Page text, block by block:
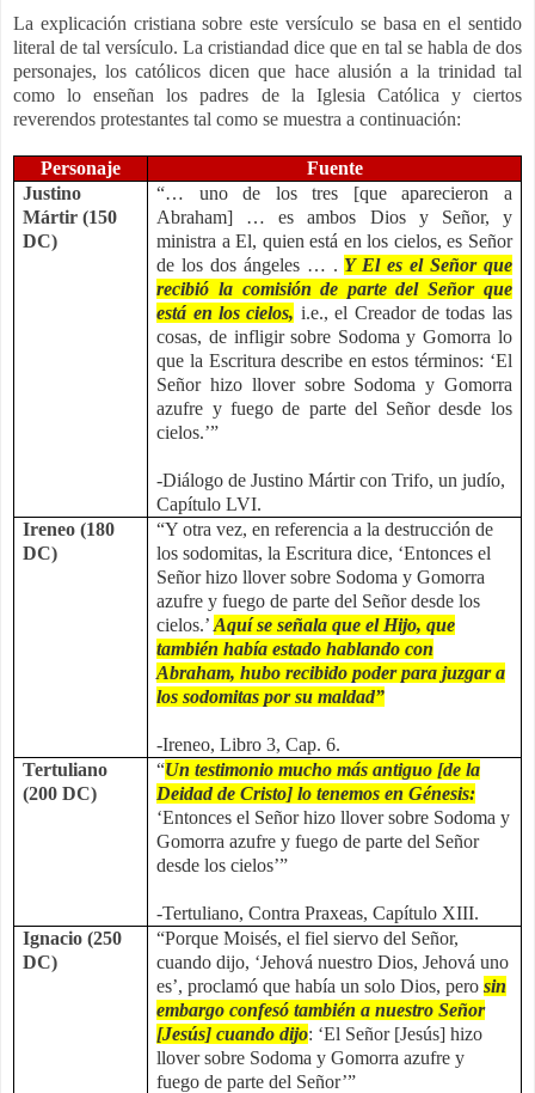
La explicación cristiana sobre este versículo se basa en el sentido
literal de tal versículo. La cristiandad dice que en tal se habla de dos
personajes, los católicos dicen que hace alusión a la trinidad tal
como lo enseñan los padres de la Iglesia Católica y ciertos
reverendos protestantes tal como se muestra a continuación:
Personaje
Fuente
Justino
Mártir (150
DC)
“… uno de los tres [que aparecieron a
Abraham] … es ambos Dios y Señor, y
ministra a El, quien está en los cielos, es Señor
de los dos ángeles … . Y El es el Señor que
recibió la comisión de parte del Señor que
está en los cielos, i.e., el Creador de todas las
cosas, de infligir sobre Sodoma y Gomorra lo
que la Escritura describe en estos términos: ‘El
Señor hizo llover sobre Sodoma y Gomorra
azufre y fuego de parte del Señor desde los
cielos.’”
-Diálogo de Justino Mártir con Trifo, un judío,
Capítulo LVI.
Ireneo (180
DC)
“Y otra vez, en referencia a la destrucción de
los sodomitas, la Escritura dice, ‘Entonces el
Señor hizo llover sobre Sodoma y Gomorra
azufre y fuego de parte del Señor desde los
cielos.’Aquí se señala que el Hijo, que
también había estado hablando con
Abraham, hubo recibido poder para juzgar a
los sodomitas por su maldad”
-Ireneo, Libro 3, Cap. 6.
Tertuliano
(200 DC)
“Un testimonio mucho más antiguo [de la
Deidad de Cristo] lo tenemos en Génesis:
‘Entonces el Señor hizo llover sobre Sodoma y
Gomorra azufre y fuego de parte del Señor
desde los cielos’”
-Tertuliano, Contra Praxeas, Capítulo XIII.
Ignacio (250
DC)
“Porque Moisés, el fiel siervo del Señor,
cuando dijo, ‘Jehová nuestro Dios, Jehová uno
es’, proclamó que había un solo Dios, perosin
embargo confesó también a nuestro Señor
[Jesús] cuando dijo: ‘El Señor [Jesús] hizo
llover sobre Sodoma y Gomorra azufre y
fuego de parte del Señor’”